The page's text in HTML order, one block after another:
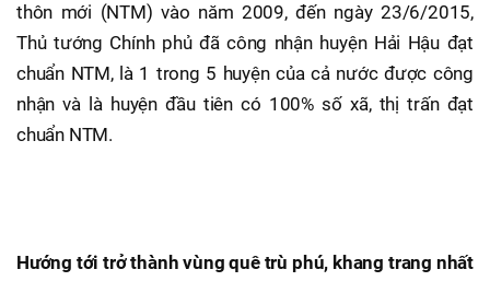
thôn mới (NTM) vào năm 2009, đến ngày 23/6/2015,
Thủ tướng Chính phủ đã công nhận huyện Hải Hậu đạt
chuẩn NTM, là 1 trong 5 huyện của cả nước được công
nhận và là huyện đầu tiên có 100% số xã, thị trấn đạt
chuẩn NTM.
Hướng tới trở thành vùng quê trù phú, khang trang nhất